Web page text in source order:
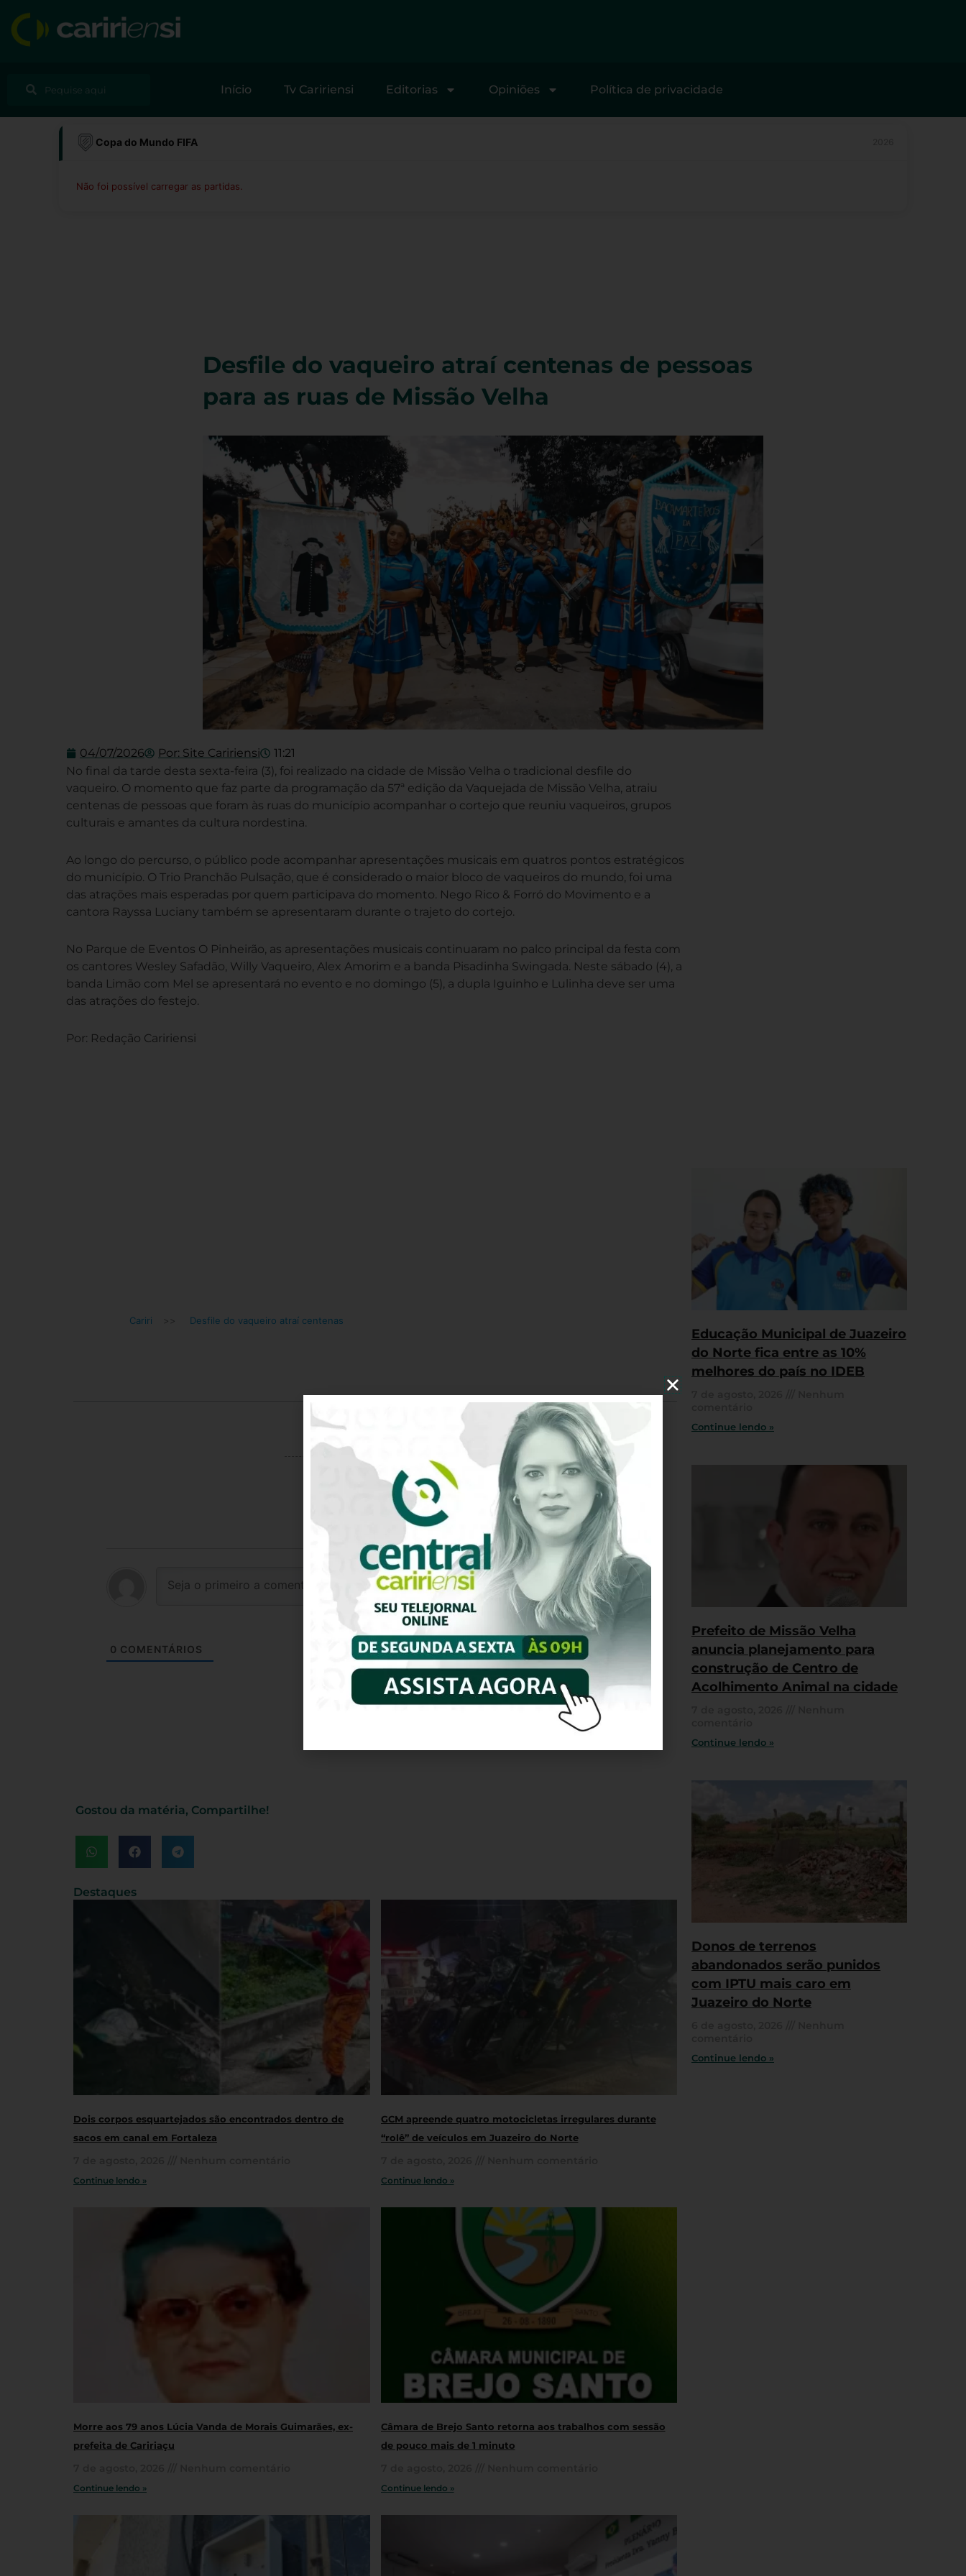
para
Pesquisar
Início Tv Caririensi Editorias Opiniões Política de privacidade
Copa do Mundo FIFA
Não foi possível carregar as partidas.
Desfile do vaqueiro atraí centenas de pessoas
para as ruas de Missão Velha
04/07/2026 Por: Site Caririensi
11:21
No final da tarde desta sexta-feira (3), foi realizado na cidade de Missão Velha o tradicional desfile do
vaqueiro. O momento que faz parte da programação da 57ª edição da Vaquejada de Missão Velha, atraiu
centenas de pessoas que foram às ruas do município acompanhar o cortejo que reuniu vaqueiros, grupos
culturais e amantes da cultura nordestina.
Ao longo do percurso, o público pode acompanhar apresentações musicais em quatros pontos estratégicos
do município. O Trio Pranchão Pulsação, que é considerado o maior bloco de vaqueiros do mundo, foi uma
das atrações mais esperadas por quem participava do momento. Nego Rico & Forró do Movimento e a
cantora Rayssa Luciany também se apresentaram durante o trajeto do cortejo.
No Parque de Eventos O Pinheirão, as apresentações musicais continuaram no palco principal da festa com
os cantores Wesley Safadão, Willy Vaqueiro, Alex Amorim e a banda Pisadinha Swingada. Neste sábado (4), a
banda Limão com Mel se apresentará no evento e no domingo (5), a dupla Iguinho e Lulinha deve ser uma
das atrações do festejo.
Por: Redação Caririensi
Cariri >> Desfile do vaqueiro atraí centenas
Avaliação do artigo
0 COMENTÁRIOS
Gostou da matéria, Compartilhe!
Destaques
Dois corpos esquartejados são encontrados dentro de
sacos em canal em Fortaleza
Continue lendo »
GCM apreende quatro motocicletas irregulares durante
“rolê” de veículos em Juazeiro do Norte
Continue lendo »
Morre aos 79 anos Lúcia Vanda de Morais Guimarães, ex-
prefeita de Caririaçu
Continue lendo »
Câmara de Brejo Santo retorna aos trabalhos com sessão
de pouco mais de 1 minuto
Continue lendo »
Educação Municipal de Juazeiro
do Norte fica entre as 10%
melhores do país no IDEB
Continue lendo »
Prefeito de Missão Velha
anuncia planejamento para
construção de Centro de
Acolhimento Animal na cidade
Continue lendo »
Donos de terrenos
abandonados serão punidos
com IPTU mais caro em
Juazeiro do Norte
Continue lendo »